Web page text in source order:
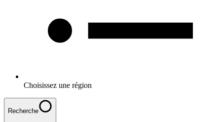
Choisissez une région
Recherche